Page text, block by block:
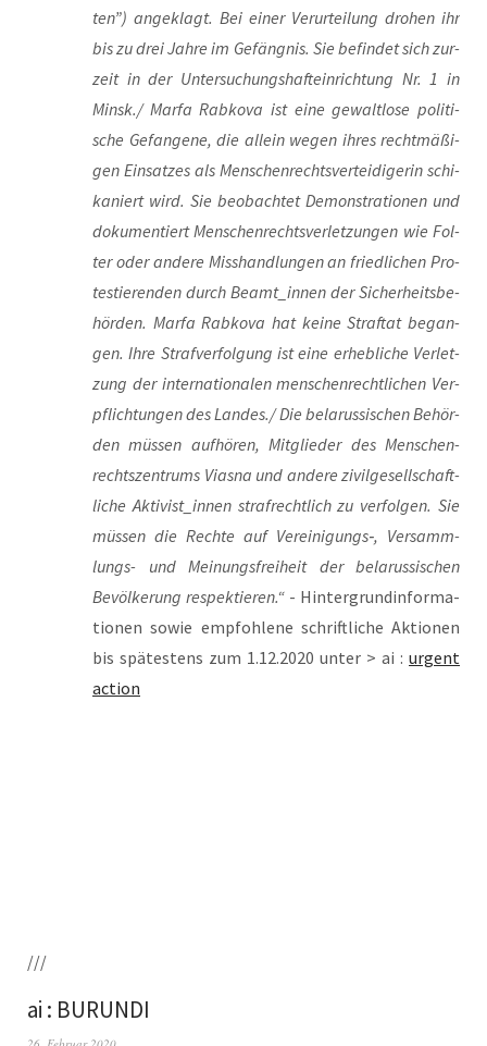
ten”) ange­klagt. Bei einer Ver­ur­tei­lung dro­hen ihr
bis zu drei Jah­re im Gefäng­nis. Sie befin­det sich zur­
zeit in der Unter­su­chungs­haft­ein­rich­tung Nr. 1 in
Minsk./ Mar­fa Rab­ko­va ist eine gewalt­lo­se poli­ti­
sche Gefan­ge­ne, die allein wegen ihres recht­mä­ßi­
gen Ein­sat­zes als Men­schen­rechts­ver­tei­di­ge­rin schi­
ka­niert wird. Sie beob­ach­tet Demons­tra­tio­nen und
doku­men­tiert Men­schen­rechts­ver­let­zun­gen wie Fol­
ter oder ande­re Miss­hand­lun­gen an fried­li­chen Pro­
tes­tie­ren­den durch Beamt_innen der Sicher­heits­be­
hör­den. Mar­fa Rab­ko­va hat kei­ne Straf­tat began­
gen. Ihre Straf­ver­fol­gung ist eine erheb­li­che Ver­let­
zung der inter­na­tio­na­len men­schen­recht­li­chen Ver­
pflich­tun­gen des Landes./ Die bela­rus­si­schen Behör­
den müs­sen auf­hö­ren, Mit­glie­der des Men­schen­
rechts­zen­trums Vias­na und ande­re zivil­ge­sell­schaft­
li­che Aktivist_innen straf­recht­lich zu ver­fol­gen. Sie
müs­sen die Rech­te auf Vereinigungs‑, Ver­samm­
lungs- und Mei­nungs­frei­heit der bela­rus­si­schen
Bevöl­ke­rung respek­tie­ren.“ - Hin­ter­grund­in­for­ma­
tio­nen sowie emp­foh­le­ne schrift­li­che Aktio­nen
bis spä­tes­tens zum 1.12.2020 unter > ai : urgent
action
///
ai : BURUNDI